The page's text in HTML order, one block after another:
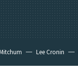
Lee Cronin